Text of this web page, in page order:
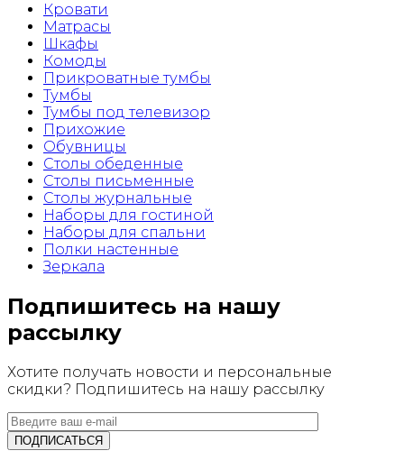
Кровати
Матрасы
Шкафы
Комоды
Прикроватные тумбы
Тумбы
Тумбы под телевизор
Прихожие
Обувницы
Столы обеденные
Столы письменные
Столы журнальные
Наборы для гостиной
Наборы для спальни
Полки настенные
Зеркала
Подпишитесь на нашу
рассылку
Хотите получать новости и персональные
скидки? Подпишитесь на нашу рассылку